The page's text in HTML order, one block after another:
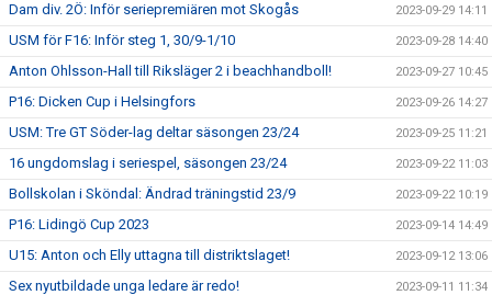
Dam div. 2Ö: Inför seriepremiären mot Skogås 2023-09-29 14:11
USM för F16: Inför steg 1, 30/9-1/10 2023-09-28 14:40
Anton Ohlsson-Hall till Riksläger 2 i beachhandboll! 2023-09-27 10:45
P16: Dicken Cup i Helsingfors 2023-09-26 14:27
USM: Tre GT Söder-lag deltar säsongen 23/24 2023-09-25 11:21
16 ungdomslag i seriespel, säsongen 23/24 2023-09-22 11:03
Bollskolan i Sköndal: Ändrad träningstid 23/9 2023-09-22 10:19
P16: Lidingö Cup 2023 2023-09-14 14:49
U15: Anton och Elly uttagna till distriktslaget! 2023-09-12 13:06
Sex nyutbildade unga ledare är redo! 2023-09-11 11:34